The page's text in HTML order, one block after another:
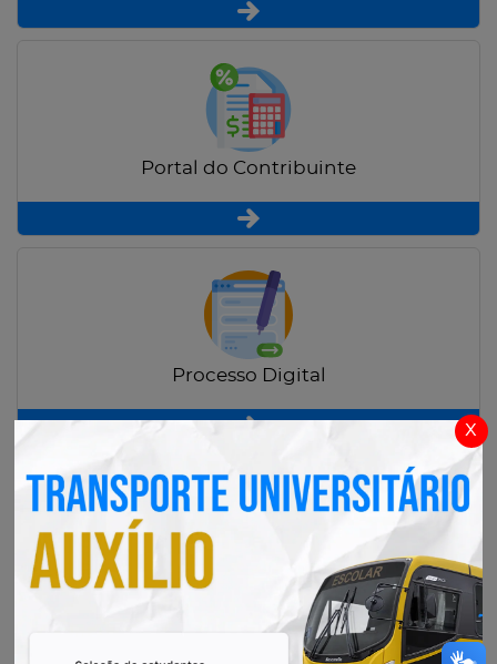
x
Portal do Contribuinte
Processo Digital
Radar Transparência Pública